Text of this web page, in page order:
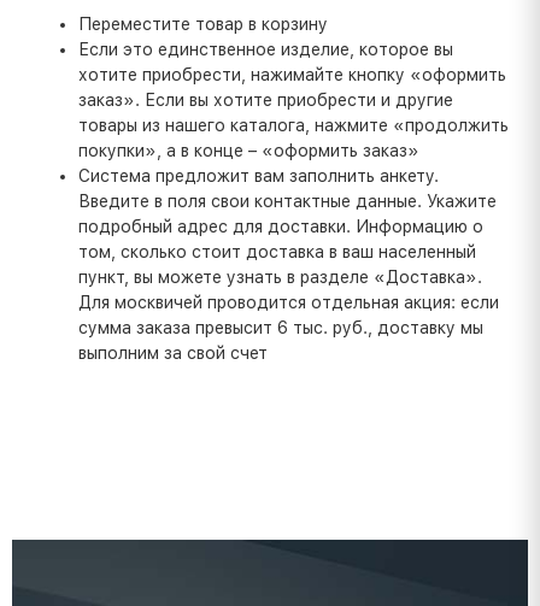
Переместите товар в корзину
Если это единственное изделие, которое вы
хотите приобрести, нажимайте кнопку «оформить
заказ». Если вы хотите приобрести и другие
товары из нашего каталога, нажмите «продолжить
покупки», а в конце – «оформить заказ»
Система предложит вам заполнить анкету.
Введите в поля свои контактные данные. Укажите
подробный адрес для доставки. Информацию о
том, сколько стоит доставка в ваш населенный
пункт, вы можете узнать в разделе «Доставка».
Для москвичей проводится отдельная акция: если
сумма заказа превысит 6 тыс. руб., доставку мы
выполним за свой счет